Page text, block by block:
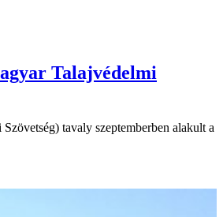
Talajvédelmi
tavaly szeptemberben alakult a